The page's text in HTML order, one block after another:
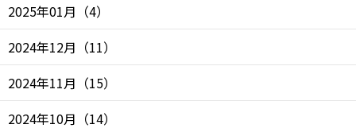
2025年01月 （4）
2024年12月 （11）
2024年11月 （15）
2024年10月 （14）